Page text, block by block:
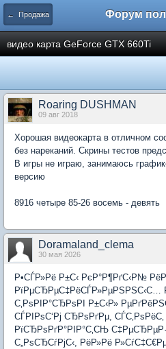
← Продажа
видео карта GeForce GTX 660Ti
Roaring DUSHMAN
09 авг 2018
Хорошая видеокарта в отличном
без нареканий. Скрины тестов
В игры не играю, занимаюсь
версию
8916 четыре 85-26 восемь - девять
Doramaland_clema
30 мая 2026
Р•СЃР»Рё Р±С‹ РєР°Р¶РґС‹Р№
РїРµСЂРµС‡РёСЃР»РµРЅРЅС‹С…
С‚РѕРІР°СЂРѕРІ Р±С‹Р»
СЃРІРѕС‘Рј СЂРѕРґРµ,
РїСЂРѕРґР°РІР°С‚СЊ
С„РѕСЂСѓРјС‹, РёР»Рё